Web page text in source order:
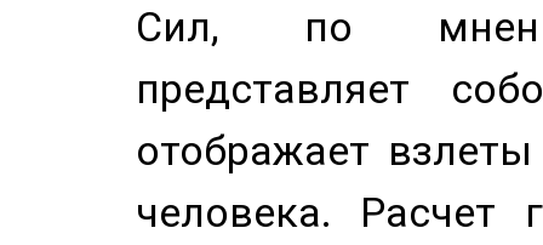
Сил, по
представляет
отображает
человека. Расчет